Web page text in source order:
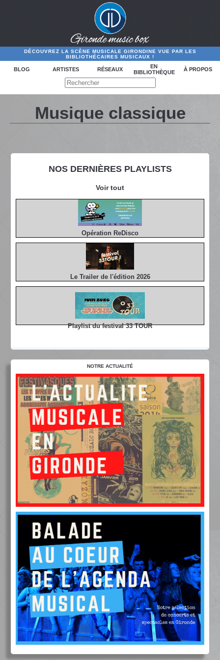
DÉCOUVREZ LA SCÈNE MUSICALE GIRONDINE VUE PAR LES
BIBLIOTHÉCAIRES MUSICAUX !
BLOG ARTISTES RÉSEAUX
EN
BIBLIOTHÈQUE
À PROPOS
NOS DERNIÈRES PLAYLISTS
Voir tout
Opération ReDisco
Le Trailer de l'édition 2026
Playlist du festival 33 TOUR
Musique classique
NOTRE ACTUALITÉ